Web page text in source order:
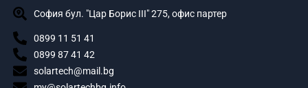
София бул. "Цар Борис III" 275, офис партер
0899 11 51 41
0899 87 41 42
solartech@mail.bg